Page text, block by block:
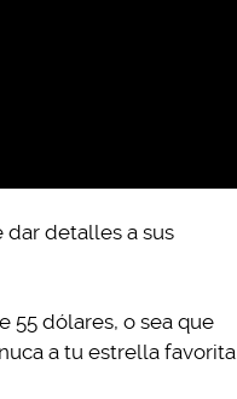
dar detalles a sus
55 dólares, o sea que
a tu estrella favorita.